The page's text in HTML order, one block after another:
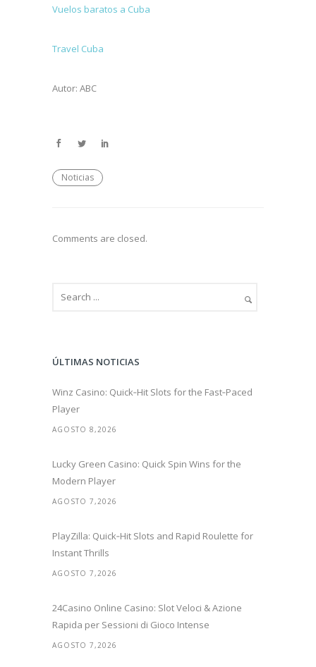
Vuelos baratos a Cuba
Travel Cuba
Autor: ABC
Noticias
Comments are closed.
ÚLTIMAS NOTICIAS
Winz Casino: Quick‑Hit Slots for the Fast‑Paced
Player
AGOSTO 8,2026
Lucky Green Casino: Quick Spin Wins for the
Modern Player
AGOSTO 7,2026
PlayZilla: Quick‑Hit Slots and Rapid Roulette for
Instant Thrills
AGOSTO 7,2026
24Casino Online Casino: Slot Veloci & Azione
Rapida per Sessioni di Gioco Intense
AGOSTO 7,2026